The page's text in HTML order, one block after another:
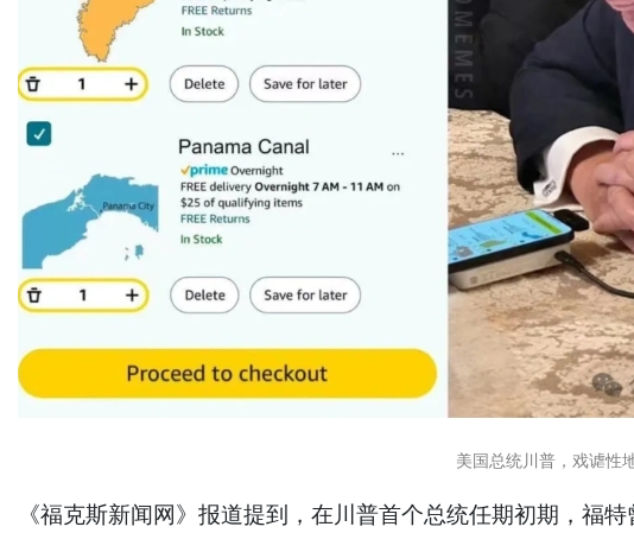
美国总统川普，戏谑性
《福克斯新闻网》报道提到，在川普首个总统任期初期，福